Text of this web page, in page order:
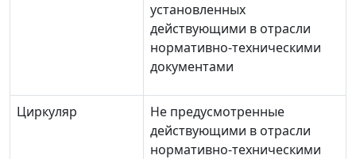
установленных
действующими в отрасли
нормативно-техническими
документами
Циркуляр
Не предусмотренные
действующими в отрасли
нормативно-техническими